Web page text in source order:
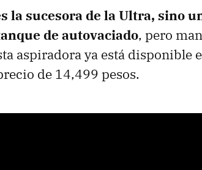
la sucesora de la Ultra, sino
de autovaciado, pero
aspiradora ya está disponible
de 14,499 pesos.